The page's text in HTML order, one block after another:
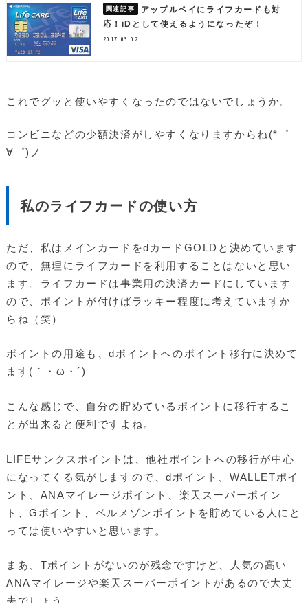
アップルペイにライフカードも対
応！iDとして使えるようになったぞ！
2017.03.02
これでグッと使いやすくなったのではないでしょうか。
コンビニなどの少額決済がしやすくなりますからね(*゜
∀゜)ノ
私のライフカードの使い方
ただ、私はメインカードをdカードGOLDと決めています
ので、無理にライフカードを利用することはないと思い
ます。ライフカードは事業用の決済カードにしています
ので、ポイントが付けばラッキー程度に考えていますか
らね（笑）
ポイントの用途も、dポイントへのポイント移行に決めて
ます(｀・ω・´)ゞ
こんな感じで、自分の貯めているポイントに移行するこ
とが出来ると便利ですよね。
LIFEサンクスポイントは、他社ポイントへの移行が中心
になってくる気がしますので、dポイント、WALLETポイ
ント、ANAマイレージポイント、楽天スーパーポイン
ト、Gポイント、ベルメゾンポイントを貯めている人にと
っては使いやすいと思います。
まあ、Tポイントがないのが残念ですけど、人気の高い
ANAマイレージや楽天スーパーポイントがあるので大丈